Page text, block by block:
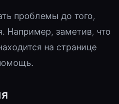
проблемы до того,
Например, заметив, что
на странице